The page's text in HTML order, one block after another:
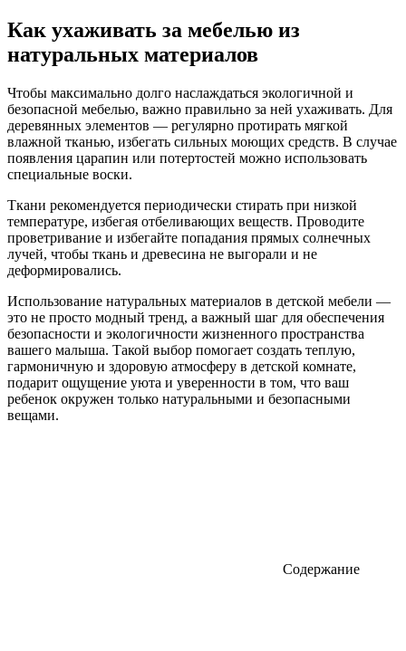
Как ухаживать за мебелью из
натуральных материалов
Чтобы максимально долго наслаждаться экологичной и
безопасной мебелью, важно правильно за ней ухаживать. Для
деревянных элементов — регулярно протирать мягкой
влажной тканью, избегать сильных моющих средств. В случае
появления царапин или потертостей можно использовать
специальные воски.
Ткани рекомендуется периодически стирать при низкой
температуре, избегая отбеливающих веществ. Проводите
проветривание и избегайте попадания прямых солнечных
лучей, чтобы ткань и древесина не выгорали и не
деформировались.
Использование натуральных материалов в детской мебели —
это не просто модный тренд, а важный шаг для обеспечения
безопасности и экологичности жизненного пространства
вашего малыша. Такой выбор помогает создать теплую,
гармоничную и здоровую атмосферу в детской комнате,
подарит ощущение уюта и уверенности в том, что ваш
ребенок окружен только натуральными и безопасными
вещами.
Содержание